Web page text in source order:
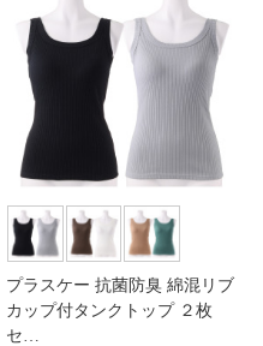
プラスケー 抗菌防臭 綿混リブ
カップ付タンクトップ ２枚
セ…